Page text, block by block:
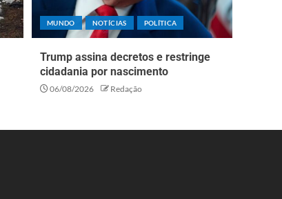
MUNDO NOTÍCIAS POLÍTICA
Trump assina decretos e restringe
cidadania por nascimento
06/08/2026 Redação